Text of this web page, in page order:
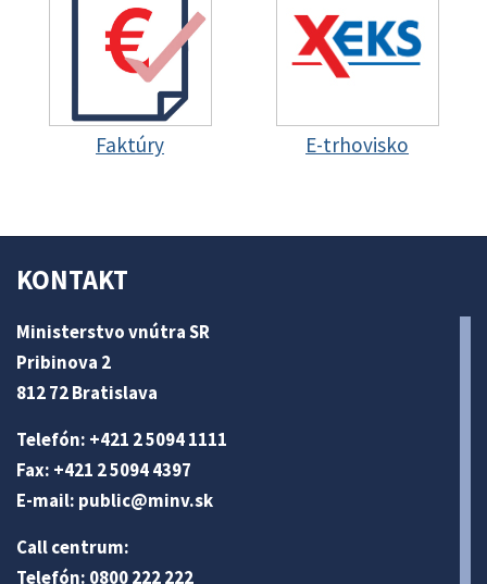
Faktúry E-trhovisko
KONTAKT
Ministerstvo vnútra SR
Pribinova 2
812 72 Bratislava
Telefón: +421 2 5094 1111
Fax: +421 2 5094 4397
E-mail: public@minv.sk
Call centrum:
Telefón: 0800 222 222